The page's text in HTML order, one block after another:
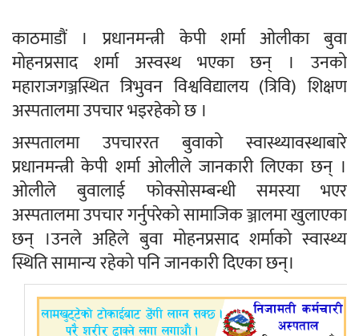
काठमाडौं । प्रधानमन्त्री केपी शर्मा ओलीका बुवा
मोहनप्रसाद शर्मा अस्वस्थ भएका छन् । उनको
महाराजगञ्जस्थित त्रिभुवन विश्वविद्यालय (त्रिवि) शिक्षण
अस्पतालमा उपचार भइरहेको छ ।
अस्पतालमा उपचाररत बुवाको स्वास्थ्यावस्थाबारे
प्रधानमन्त्री केपी शर्मा ओलीले जानकारी लिएका छन् ।
ओलीले बुवालाई फोक्सोसम्बन्धी समस्या भएर
अस्पतालमा उपचार गर्नुपरेको सामाजिक ञ्जालमा खुलाएका
छन् ।उनले अहिले बुवा मोहनप्रसाद शर्माको स्वास्थ्य
स्थिति सामान्य रहेको पनि जानकारी दिएका छन्।